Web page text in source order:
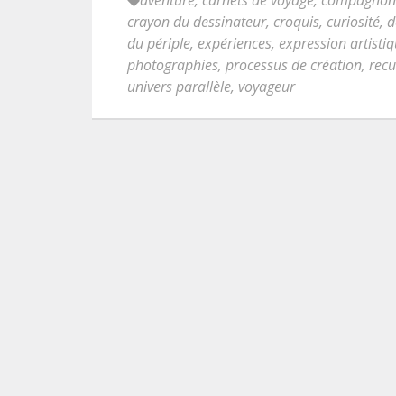
crayon du dessinateur, croquis, curiosité,
du périple, expériences, expression
photographies, processus de création,
univers parallèle, voyageur